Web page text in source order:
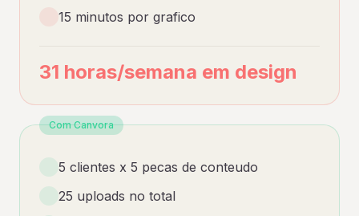
15 minutos por grafico
31 horas/semana em design
Com Canvora
5 clientes x 5 pecas de conteudo
25 uploads no total